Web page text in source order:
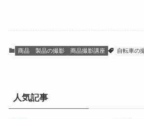
商品 製品の撮影 商品撮影講座 自転車の
人気記事